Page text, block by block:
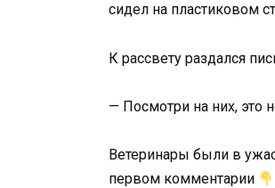
сидел на пластиковом
К рассвету раздался
— Посмотри на них, это
Ветеринары были в
первом комментарии